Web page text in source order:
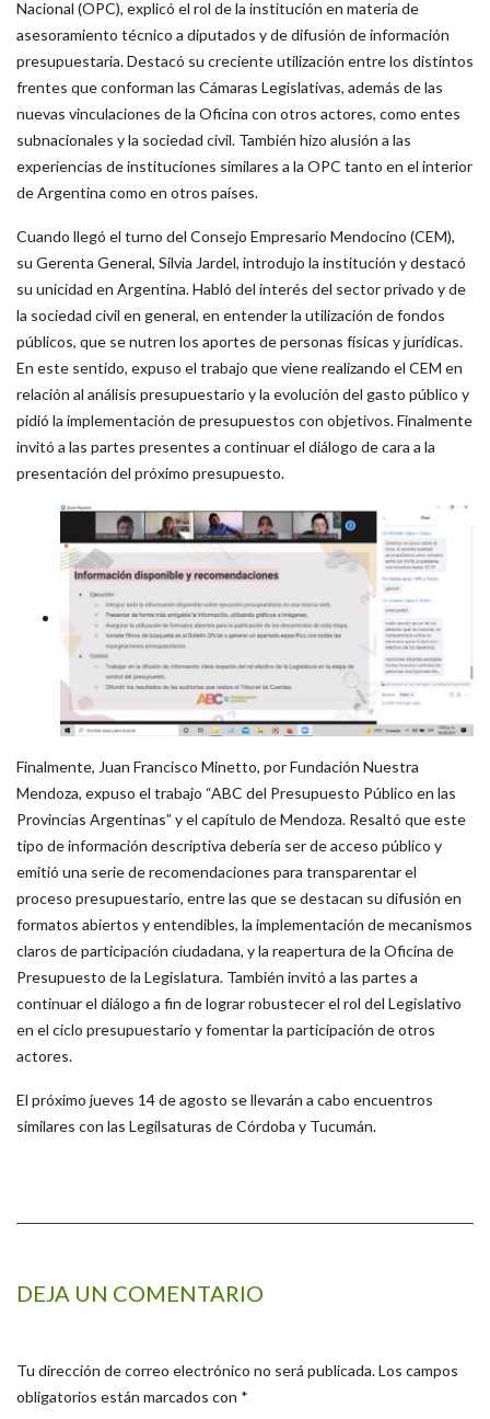
Nacional (OPC), explicó el rol de la institución en materia de
asesoramiento técnico a diputados y de difusión de información
presupuestaria. Destacó su creciente utilización entre los distintos
frentes que conforman las Cámaras Legislativas, además de las
nuevas vinculaciones de la Oficina con otros actores, como entes
subnacionales y la sociedad civil. También hizo alusión a las
experiencias de instituciones similares a la OPC tanto en el interior
de Argentina como en otros países.
Cuando llegó el turno del Consejo Empresario Mendocino (CEM),
su Gerenta General, Silvia Jardel, introdujo la institución y destacó
su unicidad en Argentina. Habló del interés del sector privado y de
la sociedad civil en general, en entender la utilización de fondos
públicos, que se nutren los aportes de personas físicas y jurídicas.
En este sentido, expuso el trabajo que viene realizando el CEM en
relación al análisis presupuestario y la evolución del gasto público y
pidió la implementación de presupuestos con objetivos. Finalmente
invitó a las partes presentes a continuar el diálogo de cara a la
presentación del próximo presupuesto.
Finalmente, Juan Francisco Minetto, por Fundación Nuestra
Mendoza, expuso el trabajo “ABC del Presupuesto Público en las
Provincias Argentinas” y el capítulo de Mendoza. Resaltó que este
tipo de información descriptiva debería ser de acceso público y
emitió una serie de recomendaciones para transparentar el
proceso presupuestario, entre las que se destacan su difusión en
formatos abiertos y entendibles, la implementación de mecanismos
claros de participación ciudadana, y la reapertura de la Oficina de
Presupuesto de la Legislatura. También invitó a las partes a
continuar el diálogo a fin de lograr robustecer el rol del Legislativo
en el ciclo presupuestario y fomentar la participación de otros
actores.
El próximo jueves 14 de agosto se llevarán a cabo encuentros
similares con las Legilsaturas de Córdoba y Tucumán.
DEJA UN COMENTARIO
Tu dirección de correo electrónico no será publicada.Los campos
obligatorios están marcados con *